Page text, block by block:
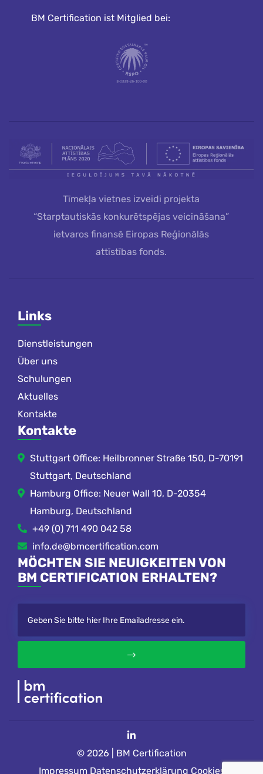
BM Certification ist Mitglied bei:
Tīmekļa vietnes izveidi projekta
“Starptautiskās konkurētspējas veicināšana”
ietvaros finansē Eiropas Reģionālās
attīstības fonds.
Links
Dienstleistungen
Über uns
Schulungen
Aktuelles
Kontakte
Kontakte
Stuttgart Office: Heilbronner Straße 150, D-70191
Stuttgart, Deutschland
Hamburg Office: Neuer Wall 10, D-20354
Hamburg, Deutschland
+49 (0) 711 490 042 58
info.de@bmcertification.com
MÖCHTEN SIE NEUIGKEITEN VON
BM CERTIFICATION ERHALTEN?
© 2026 | BM Certification
Impressum Datenschutzerklärung Cookies